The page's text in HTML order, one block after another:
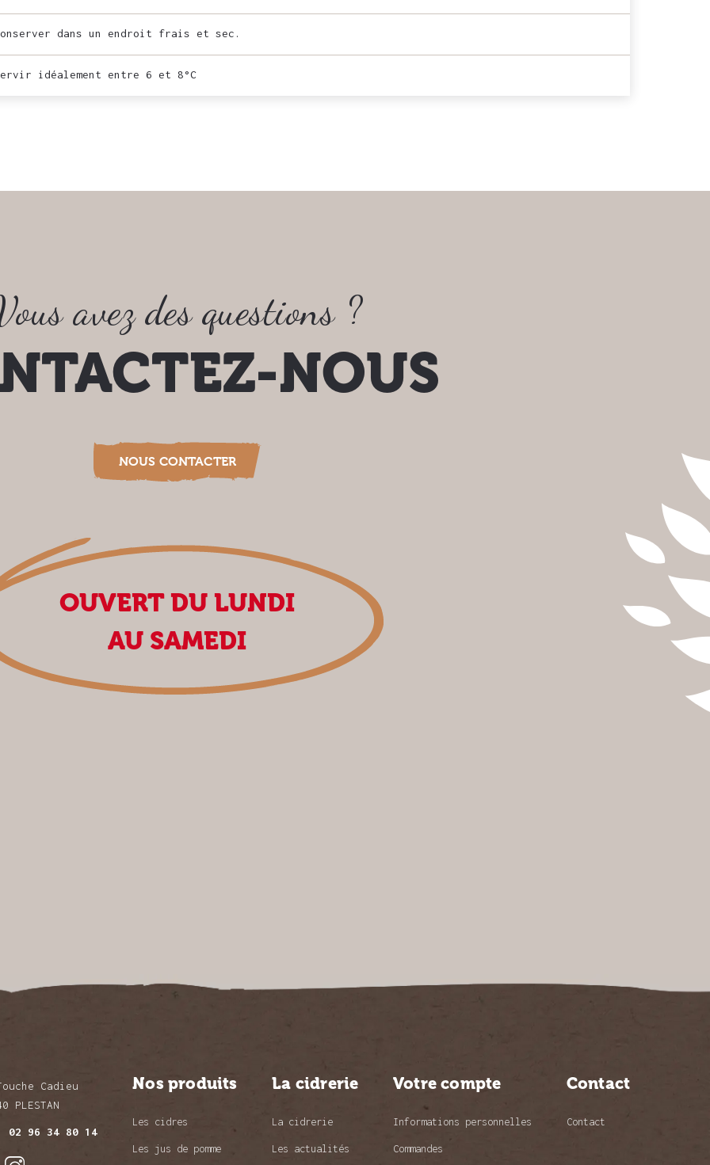
dans un endroit frais et sec.
idéalement entre 6 et 8°C
avez des questions ?
NOUS
NOUS CONTACTER
OUVERT DU LUNDI
AU SAMEDI
Cadieu
PLESTAN
02 96 34 80 14
Nos produits
Les cidres
Les jus de pomme
La cidrerie
La cidrerie
Les actualités
Votre compte
Informations personnelles
Commandes
Contact
Contact